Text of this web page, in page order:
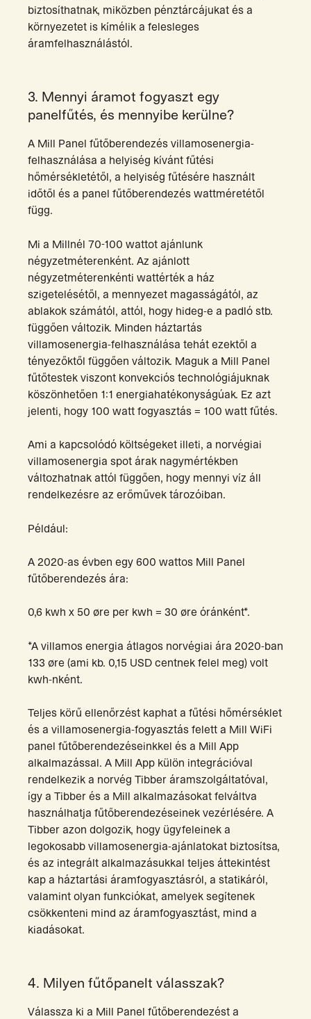
biztosíthatnak, miközben pénztárcájukat és a
környezetet is kímélik a felesleges
áramfelhasználástól.
3. Mennyi áramot fogyaszt egy
panelfűtés, és mennyibe kerülne?
A Mill Panel fűtőberendezés villamosenergia-
felhasználása a helyiség kívánt fűtési
hőmérsékletétől, a helyiség fűtésére használt
időtől és a panel fűtőberendezés wattméretétől
függ.
Mi a Millnél 70-100 wattot ajánlunk
négyzetméterenként. Az ajánlott
négyzetméterenkénti wattérték a ház
szigetelésétől, a mennyezet magasságától, az
ablakok számától, attól, hogy hideg-e a padló stb.
függően változik. Minden háztartás
villamosenergia-felhasználása tehát ezektől a
tényezőktől függően változik. Maguk a Mill Panel
fűtőtestek viszont konvekciós technológiájuknak
köszönhetően 1:1 energiahatékonyságúak. Ez azt
jelenti, hogy 100 watt fogyasztás = 100 watt fűtés.
Ami a kapcsolódó költségeket illeti, a norvégiai
villamosenergia spot árak nagymértékben
változhatnak attól függően, hogy mennyi víz áll
rendelkezésre az erőművek tározóiban.
Például:
A 2020-as évben egy 600 wattos Mill Panel
fűtőberendezés ára:
0,6 kwh x 50 øre per kwh = 30 øre óránként*.
*A villamos energia átlagos norvégiai ára 2020-ban
133 øre (ami kb. 0,15 USD centnek felel meg) volt
kwh-nként.
Teljes körű ellenőrzést kaphat a fűtési hőmérséklet
és a villamosenergia-fogyasztás felett a Mill WiFi
panel fűtőberendezéseinkkel és a Mill App
alkalmazással. A Mill App külön integrációval
rendelkezik a norvég Tibber áramszolgáltatóval,
így a Tibber és a Mill alkalmazásokat felváltva
használhatja fűtőberendezéseinek vezérlésére. A
Tibber azon dolgozik, hogy ügyfeleinek a
legokosabb villamosenergia-ajánlatokat biztosítsa,
és az integrált alkalmazásukkal teljes áttekintést
kap a háztartási áramfogyasztásról, a statikáról,
valamint olyan funkciókat, amelyek segítenek
csökkenteni mind az áramfogyasztást, mind a
kiadásokat.
4. Milyen fűtőpanelt válasszak?
Válassza ki a Mill Panel fűtőberendezést a